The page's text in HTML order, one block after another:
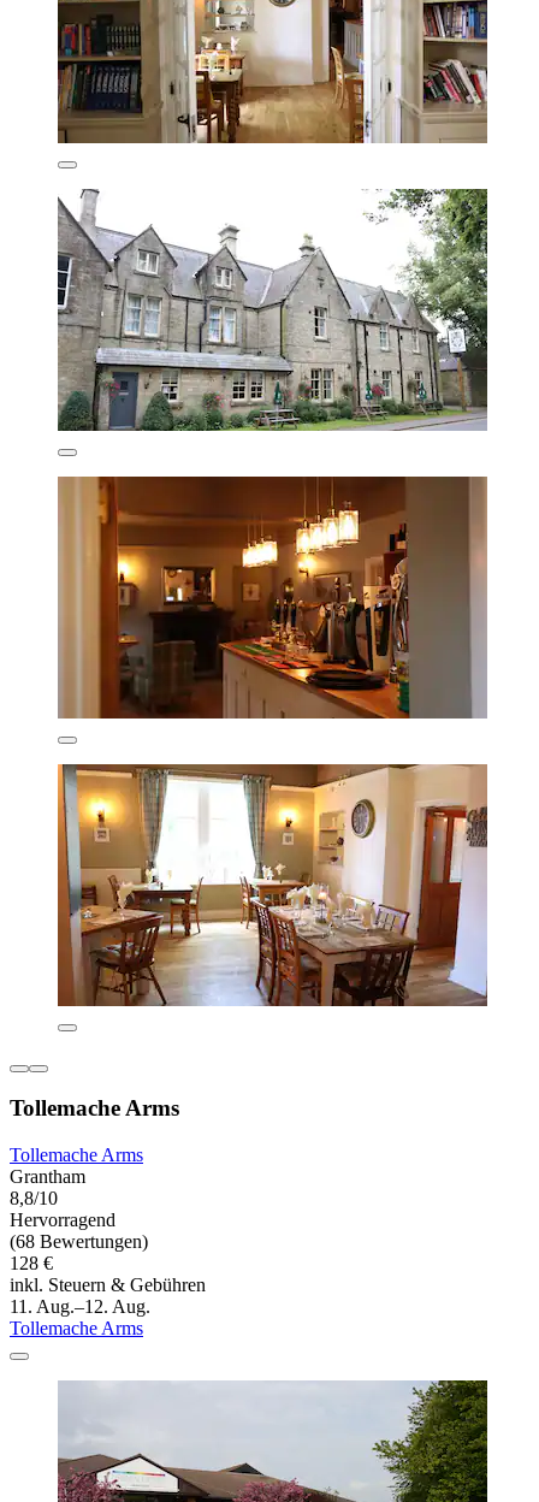
Tollemache Arms
Tollemache Arms
Grantham
8,8/10
Hervorragend
(68 Bewertungen)
128 €
inkl. Steuern & Gebühren
11. Aug.–12. Aug.
Tollemache Arms